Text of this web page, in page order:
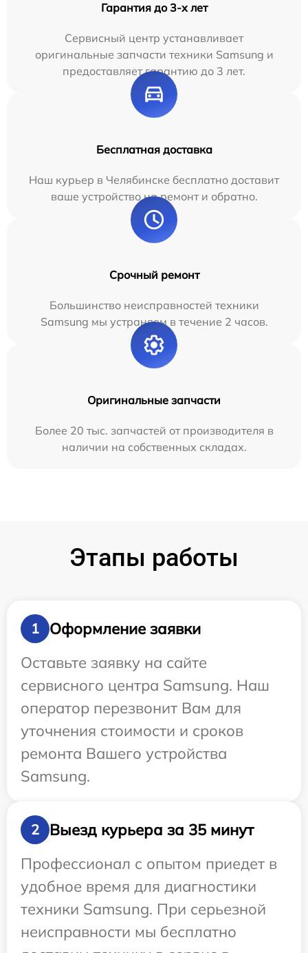
Гарантия до 3-х лет
Сервисный центр устанавливает
оригинальные запчасти техники Samsung и
предоставляет гарантию до 3 лет.
Бесплатная доставка
Наш курьер в Челябинске бесплатно доставит
ваше устройство на ремонт и обратно.
Срочный ремонт
Большинство неисправностей техники
Samsung мы устраняем в течение 2 часов.
Оригинальные запчасти
Более 20 тыс. запчастей от производителя в
наличии на собственных складах.
Этапы работы
1
Оформление заявки
Оставьте заявку на сайте
сервисного центра Samsung. Наш
оператор перезвонит Вам для
уточнения стоимости и сроков
ремонта Вашего устройства
Samsung.
2
Выезд курьера за 35 минут
Профессионал с опытом приедет в
удобное время для диагностики
техники Samsung. При серьезной
неисправности мы бесплатно